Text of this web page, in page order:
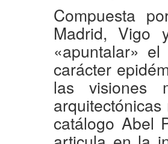
Compuesta
Madrid, Vigo
«apuntalar»
carácter
las visiones
catálogo Abel